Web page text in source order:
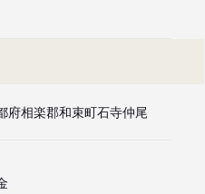
府相楽郡和束町石寺仲尾